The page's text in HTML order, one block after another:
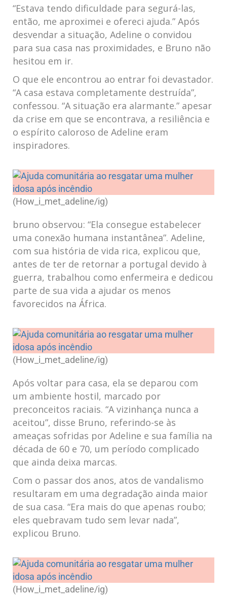
“Estava ⁤tendo dificuldade para‌ segurá-las,
então, ​me aproximei e ofereci ajuda.” Após
desvendar a situação, Adeline o convidou
para sua casa nas ⁣proximidades, e⁢ Bruno não​
hesitou‌ em ir.
O que ele encontrou ao entrar foi ‌devastador.
“A casa estava completamente destruída”,
confessou. “A situação era alarmante.” apesar
da crise em que se encontrava, a resiliência e
o espírito ‍caloroso de Adeline eram
inspiradores.
(How_i_met_adeline/ig)
bruno ⁣observou: “Ela consegue estabelecer
uma conexão⁣ humana instantânea”. Adeline,
com sua história de vida rica, ​explicou que,
antes‌ de ter de retornar a portugal devido à
guerra, trabalhou como enfermeira ‍e ⁢dedicou
parte⁤ de sua vida a ajudar os ​menos
favorecidos ‌na África.
(How_i_met_adeline/ig)
Após voltar para casa,​ ela ​se ‍deparou com
um ambiente hostil, marcado ⁣por
⁢preconceitos raciais. “A⁢ vizinhança nunca a
⁣aceitou”, ⁤disse Bruno, ⁤referindo-se às
ameaças sofridas por Adeline ⁣e sua família na
⁢década de 60 e 70, ‌um período complicado ​
que ainda deixa marcas.
Com ‌o passar dos anos,⁣ atos de​ vandalismo
resultaram em uma degradação ainda‌ maior
⁣de sua casa. “Era mais do que apenas roubo;
eles ⁤quebravam tudo ⁤sem ​levar nada”,
explicou Bruno.
(How_i_met_adeline/ig)